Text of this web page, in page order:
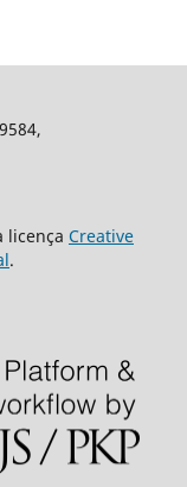
licença Creative
.